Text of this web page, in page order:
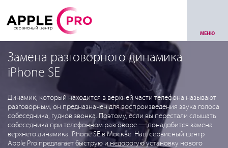
МЕНЮ
Замена разговорного динамика
iPhone SE
Динамик, который находится в верхней части телефона называют
разговорным, он предназначен для воспроизведения звука голоса
собеседника, гудков звонка. Поэтому, если вы перестали слышать
собеседника при телефонном разговоре — понадобится замена
верхнего динамика iPhone SE в Москве. Наш сервисный центр
Apple Pro предлагает быструю и недорогую установку нового